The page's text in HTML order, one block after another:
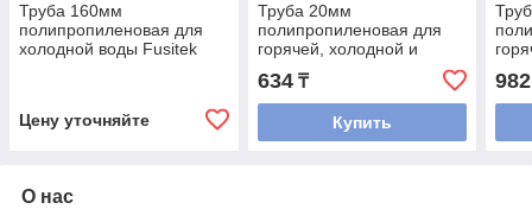
Труба 160мм
полипропиленовая для
холодной воды Fusitek
Цену уточняйте
Труба 20мм
полипропиленовая для
горячей, холодной и
питьевой воды Fusitek (PN
20)
634₸
Купить
20)
982
О нас